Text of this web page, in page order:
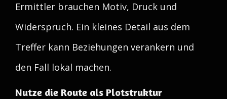
Ermittler brauchen Motiv, Druck und
Widerspruch. Ein kleines Detail aus dem
Treffer kann Beziehungen verankern und
den Fall lokal machen.
Nutze die Route als Plotstruktur